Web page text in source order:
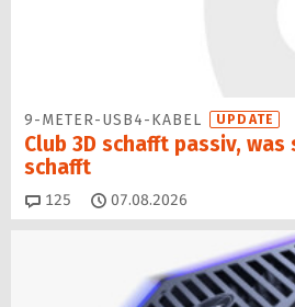
9-METER-USB4-KABEL UPDATE
Club 3D schafft passiv,
schafft
125 Kommentare
07.08.2026